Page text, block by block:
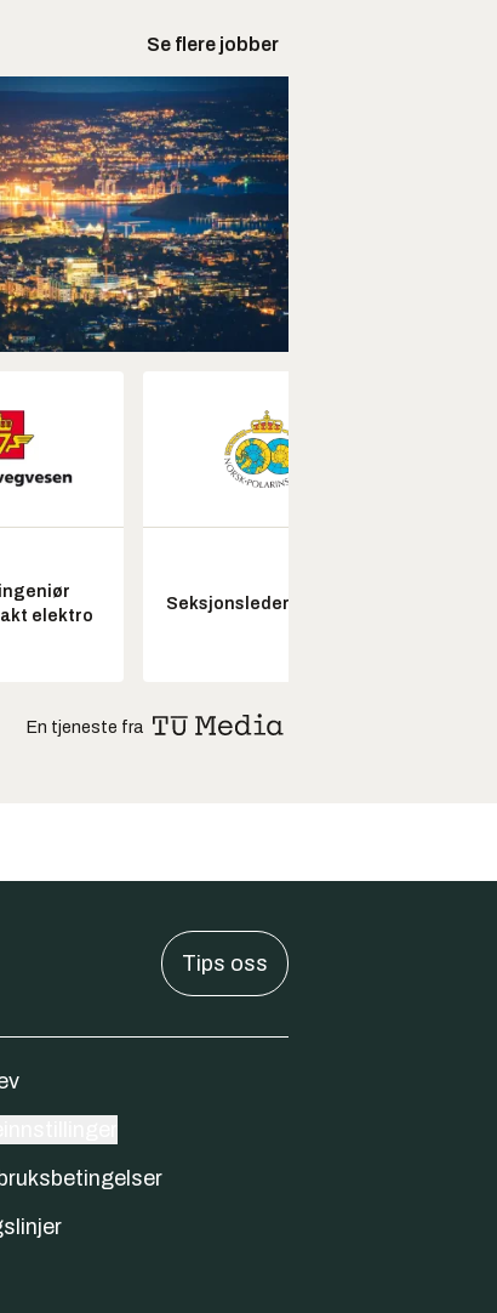
Se flere jobber
elektro
Seksjonsleder Nye Troll
En tjeneste fra
Tips oss